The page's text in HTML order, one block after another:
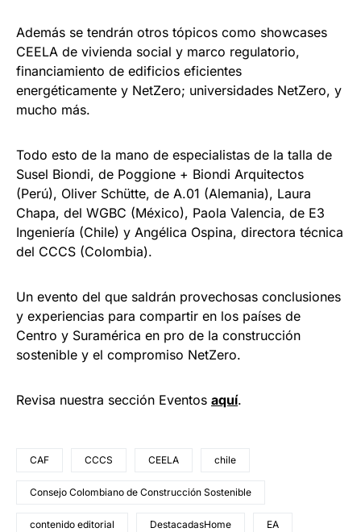
Además se tendrán otros tópicos como showcases
CEELA de vivienda social y marco regulatorio,
financiamiento de edificios eficientes
energéticamente y NetZero; universidades NetZero, y
mucho más.
Todo esto de la mano de especialistas de la talla de
Susel Biondi, de Poggione + Biondi Arquitectos
(Perú), Oliver Schütte, de A.01 (Alemania), Laura
Chapa, del WGBC (México), Paola Valencia, de E3
Ingeniería (Chile) y Angélica Ospina, directora técnica
del CCCS (Colombia).
Un evento del que saldrán provechosas conclusiones
y experiencias para compartir en los países de
Centro y Suramérica en pro de la construcción
sostenible y el compromiso NetZero.
Revisa nuestra sección Eventos aquí.
CAF CCCS CEELA chile
Consejo Colombiano de Construcción Sostenible
contenido editorial DestacadasHome EA